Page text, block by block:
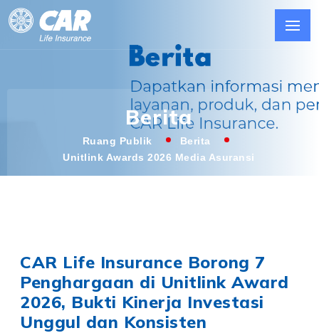
Berita
Ruang Publik
Berita
Unitlink Awards 2026 Media Asuransi
CAR Life Insurance Borong 7
Penghargaan di Unitlink Award
2026, Bukti Kinerja Investasi
Unggul dan Konsisten